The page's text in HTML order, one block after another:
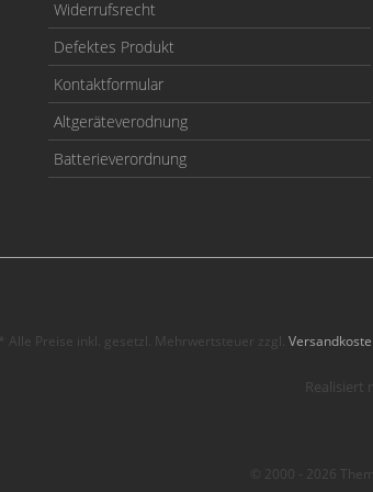
Widerrufsrecht
Defektes Produkt
Kontaktformular
Altgeräteverodnung
Batterieverordnung
* Alle Preise inkl. gesetzl. Mehrwertsteuer zzgl.
Realisiert
© 2000 - 2026